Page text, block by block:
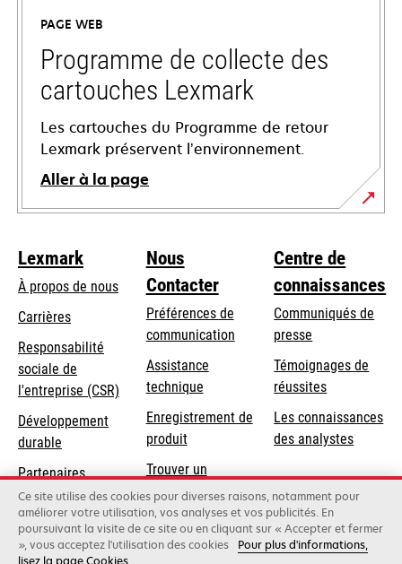
nouvel
onglet
PAGE WEB
Programme de collecte des
cartouches Lexmark
Les cartouches du Programme de retour
Lexmark préservent l’environnement.
Aller à la page
Lexmark
À propos de nous
Carrières
s’ouvre
dans
un
nouvel
onglet
Responsabilité
sociale de
l'entreprise (CSR) s’ouvre
onglet
Développement
durable
Partenaires
Lexmark
Nous
Contacter
Préférences de
communication
s’ouvre
dans
un
nouvel
onglet
Assistance
techniques’ouvre
un
onglet
Enregistrement de
produit
Trouver un
revendeur
Centre de
connaissances
Communiqués de
presse
Témoignages de
réussites
Les connaissances
des analystes
Lexmark International, Inc., une entreprise Xerox
Ce site utilise des cookies pour diverses raisons, notamment pour
améliorer votre utilisation, vos analyses et vos publicités. En
poursuivant la visite de ce site ou en cliquant sur « Accepter et fermer
», vous acceptez l'utilisation des cookies
Pour plus d'informations,
lisez la page Cookies